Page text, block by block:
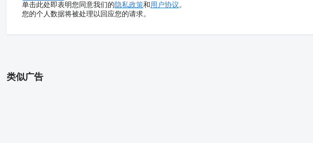
单击此处即表明您同意我们的隐私政策和用户协议。
您的个人数据将被处理以回应您的请求。
类似广告